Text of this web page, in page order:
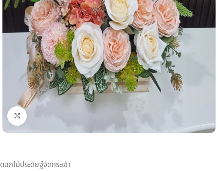
ดอกไม้ประดิษฐ์จัดกระเช้า